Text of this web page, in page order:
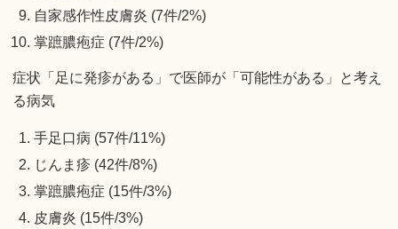
自家感作性皮膚炎 (7件/2%)
掌蹠膿疱症 (7件/2%)
症状「足に発疹がある」で医師が「可能性がある」と考え
る病気
手足口病 (57件/11%)
じんま疹 (42件/8%)
掌蹠膿疱症 (15件/3%)
皮膚炎 (15件/3%)